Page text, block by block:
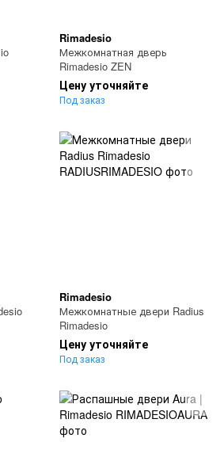
Rimadesio
Межкомнатная дверь
Rimadesio ZEN
Цену уточняйте
Под заказ
Rimadesio
Межкомнатные двери Radius
Rimadesio
Цену уточняйте
Под заказ